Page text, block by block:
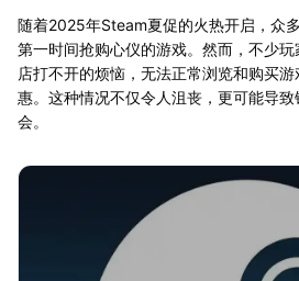
随着2025年Steam夏促的火热开启，众
第一时间抢购心仪的游戏。然而，不少
店打不开的烦恼，无法正常浏览和购买
惠。这种情况不仅令人沮丧，更可能导
会。